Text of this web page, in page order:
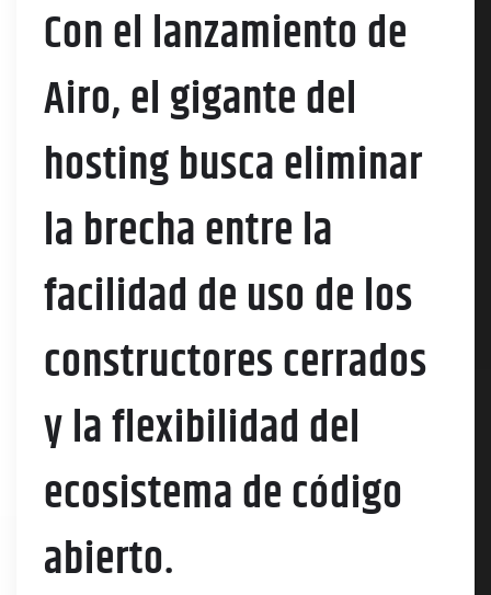
Con el lanzamiento de
Airo, el gigante del
hosting busca eliminar
la brecha entre la
facilidad de uso de los
constructores cerrados
y la flexibilidad del
ecosistema de código
abierto.